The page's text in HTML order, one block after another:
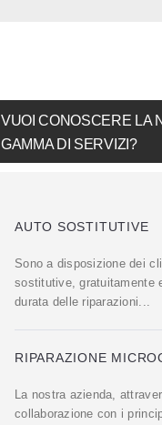
VUOI CONOSCERE LA
GAMMA DI SERVIZI?
AUTO SOSTITUTIVE
Sono a disposizione dei
sostitutive, gratuitamente
durata delle riparazioni...
RIPARAZIONE
La nostra azienda,
collaborazione con i